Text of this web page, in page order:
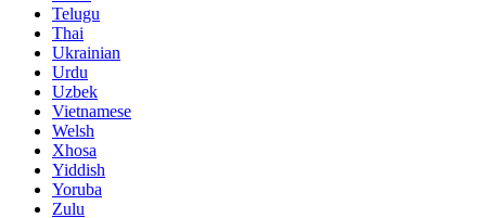
Telugu
Thai
Ukrainian
Urdu
Uzbek
Vietnamese
Welsh
Xhosa
Yiddish
Yoruba
Zulu